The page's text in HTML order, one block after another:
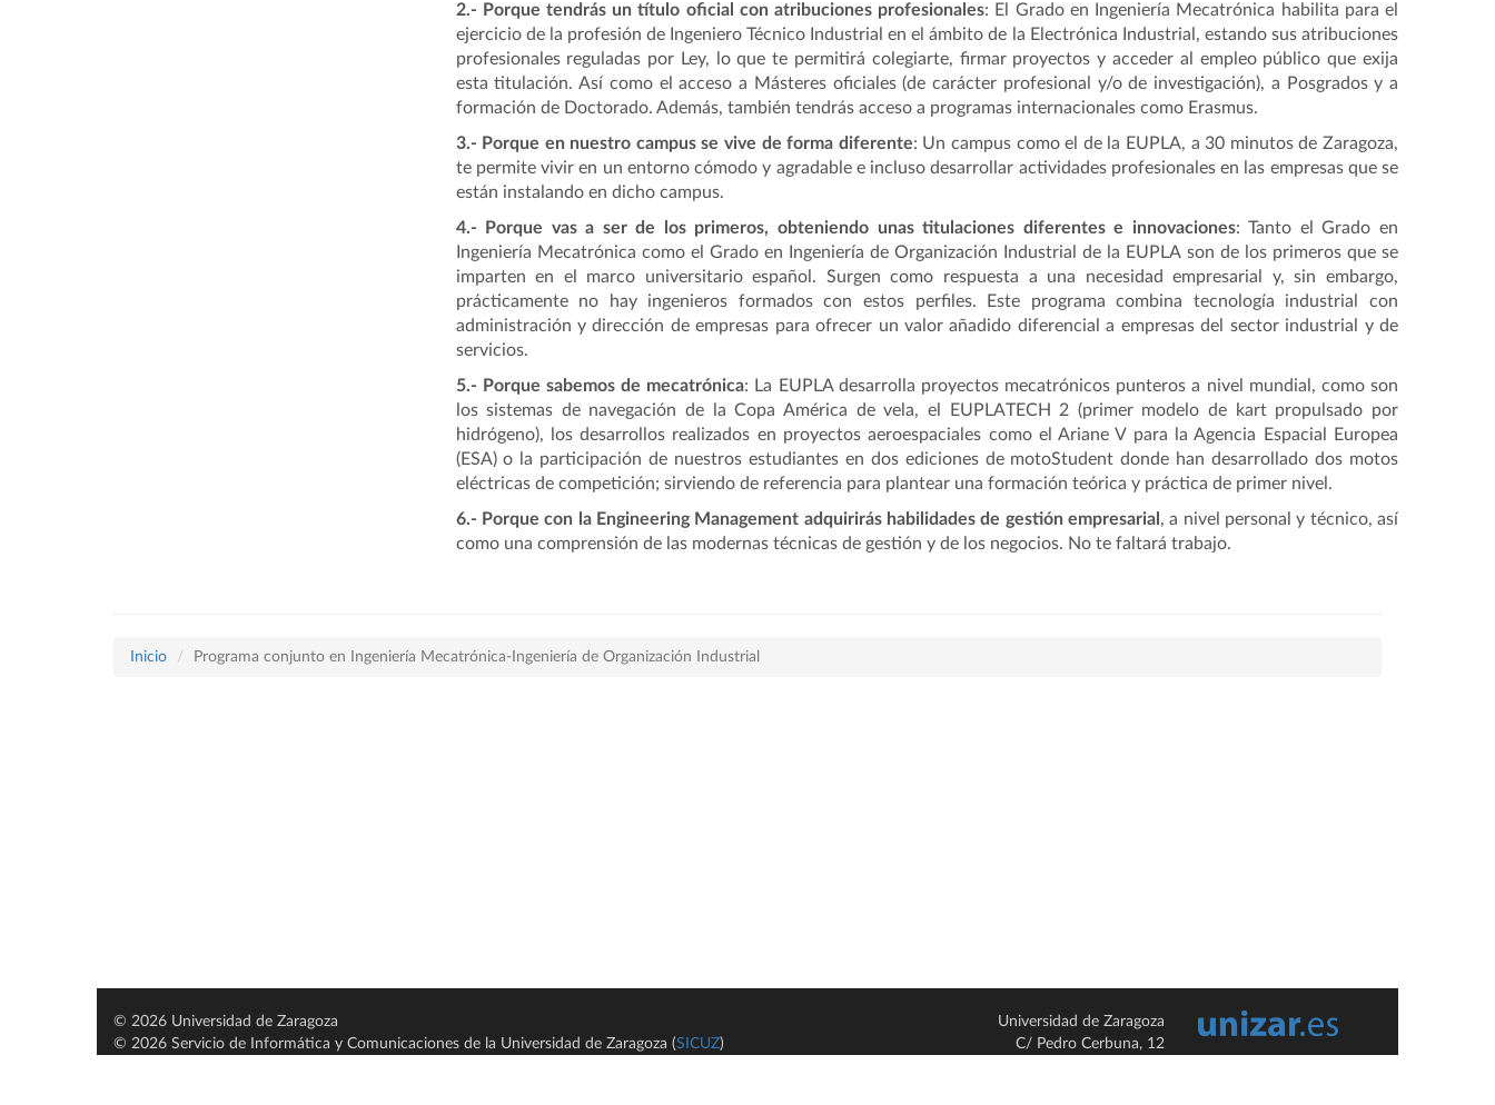
2.- Porque tendrás un título oficial con atribuciones profesionales: El Grado en Ingeniería Mecatrónica habilita para el
ejercicio de la profesión de Ingeniero Técnico Industrial en el ámbito de la Electrónica Industrial, estando sus atribuciones
profesionales reguladas por Ley, lo que te permitirá colegiarte, firmar proyectos y acceder al empleo público que exija
esta titulación. Así como el acceso a Másteres oficiales (de carácter profesional y/o de investigación), a Posgrados y a
formación de Doctorado. Además, también tendrás acceso a programas internacionales como Erasmus.
3.- Porque en nuestro campus se vive de forma diferente: Un campus como el de la EUPLA, a 30 minutos de Zaragoza,
te permite vivir en un entorno cómodo y agradable e incluso desarrollar actividades profesionales en las empresas que se
están instalando en dicho campus.
4.-
Porque vas a ser de los primeros, obteniendo unas titulaciones diferentes e innovaciones: Tanto el Grado en
Ingeniería Mecatrónica como el Grado en Ingeniería de Organización Industrial de la EUPLA son de los primeros que se
imparten en el marco universitario español. Surgen como respuesta a una necesidad empresarial y, sin embargo,
prácticamente no hay ingenieros formados con estos perfiles. Este programa combina tecnología industrial con
administración y dirección de empresas para ofrecer un valor añadido diferencial a empresas del sector industrial y de
servicios.
5.- Porque sabemos de mecatrónica: La EUPLA desarrolla proyectos mecatrónicos punteros a nivel mundial, como son
los sistemas de navegación de la Copa América de vela, el EUPLATECH 2 (primer modelo de kart propulsado por
hidrógeno), los desarrollos realizados en proyectos aeroespaciales como el Ariane V para la Agencia Espacial Europea
(ESA) o la participación de nuestros estudiantes en dos ediciones de motoStudent donde han desarrollado dos motos
eléctricas de competición; sirviendo de referencia para plantear una formación teórica y práctica de primer nivel.
6.- Porque con la Engineering Management adquirirás habilidades de gestión empresarial , a nivel personal y técnico, así
como una comprensión de las modernas técnicas de gestión y de los negocios. No te faltará trabajo.
Inicio Programa conjunto en Ingeniería Mecatrónica-Ingeniería de Organización Industrial
© 2026 Universidad de Zaragoza
© 2026 Servicio de Informática y Comunicaciones de la Universidad de Zaragoza (SICUZ)
Universidad de Zaragoza
C/ Pedro Cerbuna, 12